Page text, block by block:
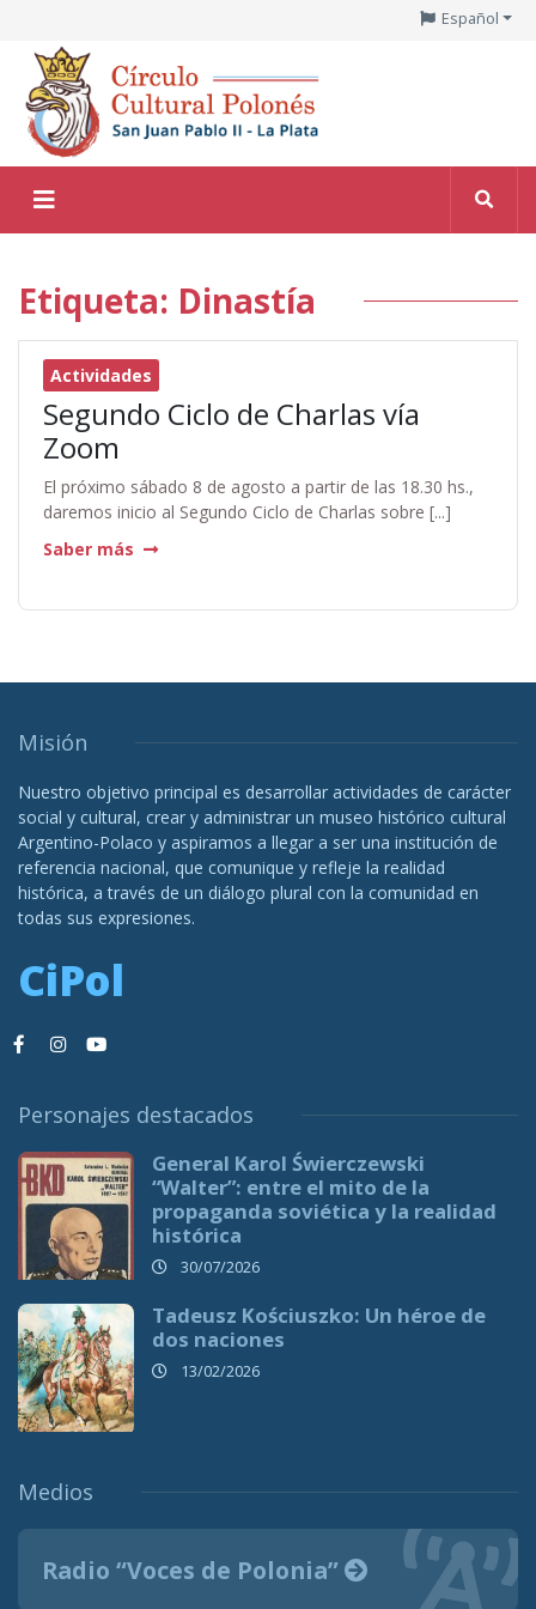
Español
Etiqueta: Dinastía
Actividades
Segundo Ciclo de Charlas vía
Zoom
El próximo sábado 8 de agosto a partir de las 18.30 hs.,
daremos inicio al Segundo Ciclo de Charlas sobre [...]
Saber más
Misión
Nuestro objetivo principal es desarrollar actividades de carácter
social y cultural, crear y administrar un museo histórico cultural
Argentino-Polaco y aspiramos a llegar a ser una institución de
referencia nacional, que comunique y refleje la realidad
histórica, a través de un diálogo plural con la comunidad en
todas sus expresiones.
CiPol
Personajes destacados
General Karol Świerczewski
“Walter”: entre el mito de la
propaganda soviética y la realidad
histórica
30/07/2026
Tadeusz Kościuszko: Un héroe de
dos naciones
13/02/2026
Medios
Radio “Voces de Polonia”